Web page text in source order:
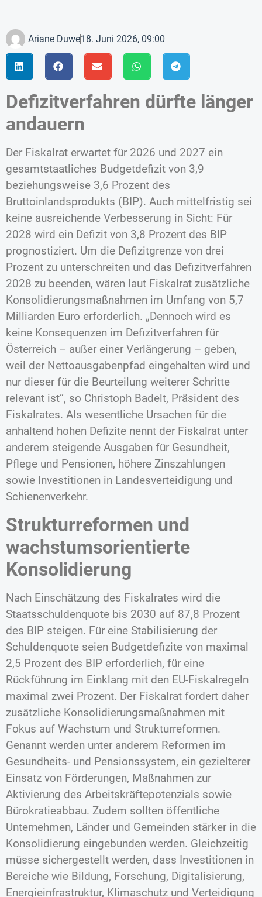
Ariane Duwe18. Juni 2026, 09:00
Defizitverfahren dürfte länger
andauern
Der Fiskalrat erwartet für 2026 und 2027 ein
gesamtstaatliches Budgetdefizit von 3,9
beziehungsweise 3,6 Prozent des
Bruttoinlandsprodukts (BIP). Auch mittelfristig sei
keine ausreichende Verbesserung in Sicht: Für
2028 wird ein Defizit von 3,8 Prozent des BIP
prognostiziert. Um die Defizitgrenze von drei
Prozent zu unterschreiten und das Defizitverfahren
2028 zu beenden, wären laut Fiskalrat zusätzliche
Konsolidierungsmaßnahmen im Umfang von 5,7
Milliarden Euro erforderlich. „Dennoch wird es
keine Konsequenzen im Defizitverfahren für
Österreich – außer einer Verlängerung – geben,
weil der Nettoausgabenpfad eingehalten wird und
nur dieser für die Beurteilung weiterer Schritte
relevant ist“, so Christoph Badelt, Präsident des
Fiskalrates. Als wesentliche Ursachen für die
anhaltend hohen Defizite nennt der Fiskalrat unter
anderem steigende Ausgaben für Gesundheit,
Pflege und Pensionen, höhere Zinszahlungen
sowie Investitionen in Landesverteidigung und
Schienenverkehr.
Strukturreformen und
wachstumsorientierte
Konsolidierung
Nach Einschätzung des Fiskalrates wird die
Staatsschuldenquote bis 2030 auf 87,8 Prozent
des BIP steigen. Für eine Stabilisierung der
Schuldenquote seien Budgetdefizite von maximal
2,5 Prozent des BIP erforderlich, für eine
Rückführung im Einklang mit den EU-Fiskalregeln
maximal zwei Prozent. Der Fiskalrat fordert daher
zusätzliche Konsolidierungsmaßnahmen mit
Fokus auf Wachstum und Strukturreformen.
Genannt werden unter anderem Reformen im
Gesundheits- und Pensionssystem, ein gezielterer
Einsatz von Förderungen, Maßnahmen zur
Aktivierung des Arbeitskräftepotenzials sowie
Bürokratieabbau. Zudem sollten öffentliche
Unternehmen, Länder und Gemeinden stärker in die
Konsolidierung eingebunden werden. Gleichzeitig
müsse sichergestellt werden, dass Investitionen in
Bereiche wie Bildung, Forschung, Digitalisierung,
Energieinfrastruktur, Klimaschutz und Verteidigung